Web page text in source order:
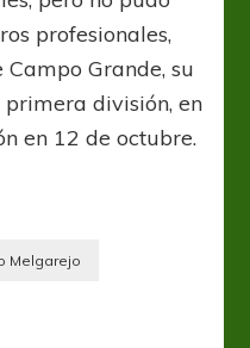
profesionales,
Grande, su
división, en
en 12 de octubre.
Melgarejo